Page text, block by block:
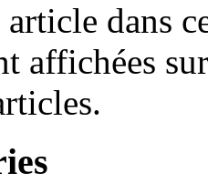
dans
affichées